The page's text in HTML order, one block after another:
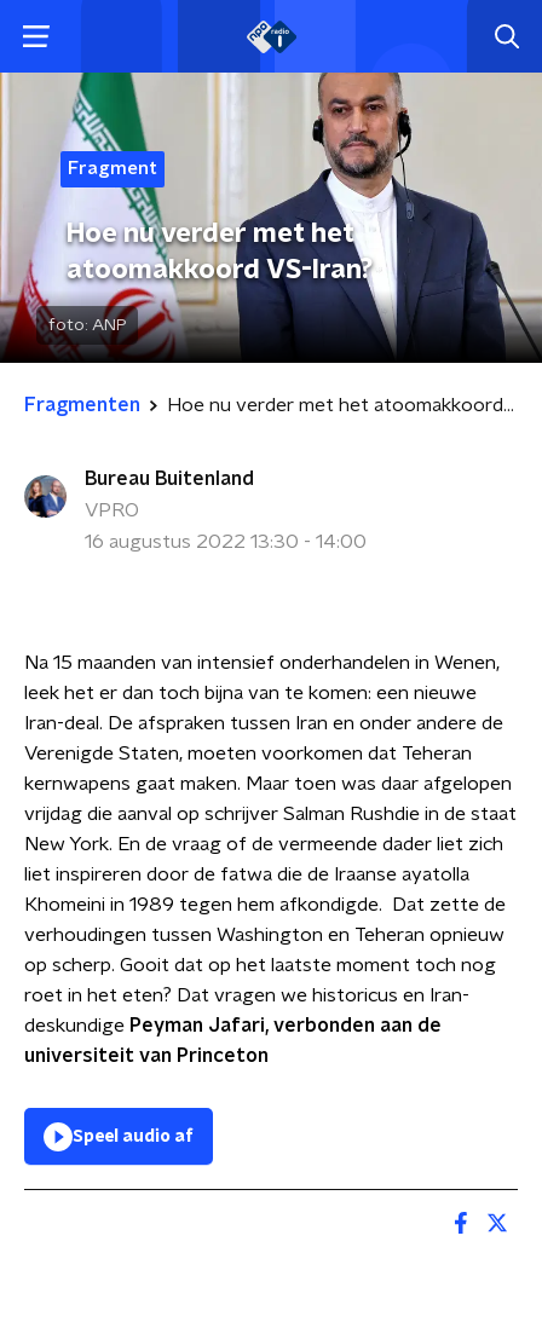
Fragment
Hoe nu verder met het
atoomakkoord VS-Iran?
foto: ANP
Fragmenten Hoe nu verder met het atoomakkoord VS-Iran?
Bureau Buitenland
VPRO
16 augustus 2022 13:30 - 14:00
Na 15 maanden van intensief onderhandelen in Wenen,
leek het er dan toch bijna van te komen: een nieuwe
Iran-deal. De afspraken tussen Iran en onder andere de
Verenigde Staten, moeten voorkomen dat Teheran
kernwapens gaat maken. Maar toen was daar afgelopen
vrijdag die aanval op schrijver Salman Rushdie in de staat
New York. En de vraag of de vermeende dader liet zich
liet inspireren door de fatwa die de Iraanse ayatolla
Khomeini in 1989 tegen hem afkondigde. Dat zette de
verhoudingen tussen Washington en Teheran opnieuw
op scherp. Gooit dat op het laatste moment toch nog
roet in het eten? Dat vragen we historicus en Iran-
deskundige Peyman Jafari, verbonden aan de
universiteit van Princeton
Speel audio af